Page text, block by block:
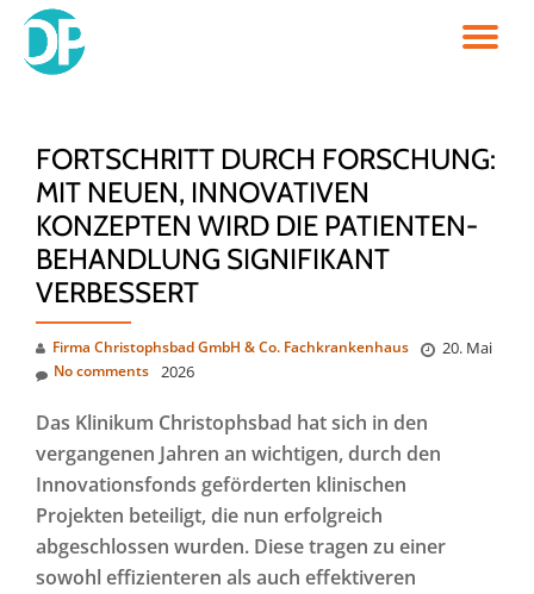
Skip
FORTSCHRITT DURCH FORSCHUNG:
MIT NEUEN, INNOVATIVEN
KONZEPTEN WIRD DIE PATIENTEN-
BEHANDLUNG SIGNIFIKANT
VERBESSERT
Firma Christophsbad GmbH & Co. Fachkrankenhaus
20. Mai
2026
No comments
Das Klinikum Christophsbad hat sich in den
vergangenen Jahren an wichtigen, durch den
Innovationsfonds geförderten klinischen
Projekten beteiligt, die nun erfolgreich
abgeschlossen wurden. Diese tragen zu einer
sowohl effizienteren als auch effektiveren